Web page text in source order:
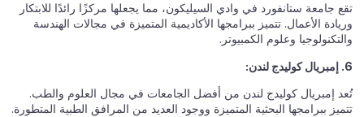
تقع جامعة ستانفورد في وادي السيليكون، مما يجعلها مركزًا رائدًا للابتكار
وريادة الأعمال. تتميز ببرامجها الأكاديمية المتميزة في مجالات الهندسة
والتكنولوجيا وعلوم الكمبيوتر.
6. إمبريال كوليدج لندن:
تُعد إمبريال كوليدج لندن من أفضل الجامعات في مجال العلوم والطب.
تتميز ببرامجها البحثية المتميزة ووجود العديد من المرافق الطبية المتطورة.